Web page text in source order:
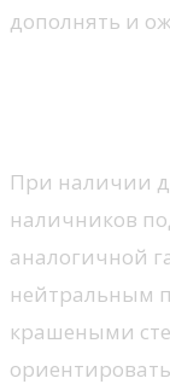
дополнять и
При наличии
наличников
аналогичной
нейтральным
крашеными